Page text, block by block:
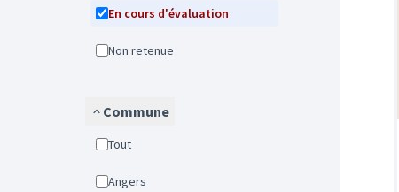
En cours d'évaluation
Non retenue
Commune
Tout
Angers